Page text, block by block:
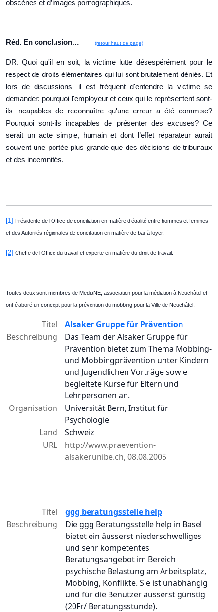
obscènes et d’images pornographiques.
Réd. En conclusion… (retour haut de page)
DR. Quoi qu'il en soit, la victime lutte désespérément pour le
respect de droits élémentaires qui lui sont brutalement déniés. Et
lors de discussions, il est fréquent d'entendre la victime se
demander: pourquoi l'employeur et ceux qui le représentent sont-
ils incapables de reconnaître qu'une erreur a été commise?
Pourquoi sont-ils incapables de présenter des excuses? Ce
serait un acte simple, humain et dont l’effet réparateur aurait
souvent une portée plus grande que des décisions de tribunaux
et des indemnités.
[1] Présidente de l’Office de conciliation en matière d’égalité entre hommes et femmes
et des Autorités régionales de conciliation en matière de bail à loyer.
[2] Cheffe de l’Office du travail et experte en matière du droit de travail.
Toutes deux sont membres de MediaNE, association pour la médiation à Neuchâtel et
ont élaboré un concept pour la prévention du mobbing pour la Ville de Neuchâtel.
Titel
Alsaker Gruppe für Prävention
Beschreibung
Das Team der Alsaker Gruppe für
Prävention bietet zum Thema Mobbing-
und Mobbingprävention unter Kindern
und Jugendlichen Vorträge sowie
begleitete Kurse für Eltern und
Lehrpersonen an.
Organisation
Universität Bern, Institut für
Psychologie
Land
Schweiz
URL
http://www.praevention-
alsaker.unibe.ch, 08.08.2005
Titel
ggg beratungsstelle help
Beschreibung
Die ggg Beratungsstelle help in Basel
bietet ein äusserst niederschwelliges
und sehr kompetentes
Beratungsangebot im Bereich
psychische Belastung am Arbeitsplatz,
Mobbing, Konflikte. Sie ist unabhängig
und für die Benutzer äusserst günstig
(20Fr/ Beratungsstunde).